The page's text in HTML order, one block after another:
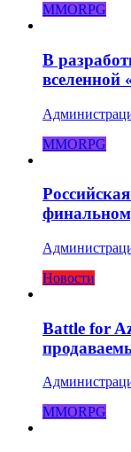
MMORPG
В
вселенной
MMORPG
Новости
Battle for
MMORPG